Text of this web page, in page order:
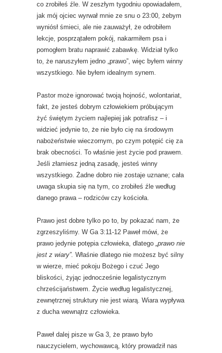
co zrobiłeś źle. W zeszłym tygodniu opowiadałem,
jak mój ojciec wyrwał mnie ze snu o 23:00, żebym
wyniósł śmieci, ale nie zauważył, że odrobiłem
lekcje, posprzątałem pokój, nakarmiłem psa i
pomogłem bratu naprawić zabawkę. Widział tylko
to, że naruszyłem jedno „prawo”, więc byłem winny
wszystkiego. Nie byłem idealnym synem.
Pastor może ignorować twoją hojność, wolontariat,
fakt, że jesteś dobrym człowiekiem próbującym
żyć świętym życiem najlepiej jak potrafisz – i
widzieć jedynie to, że nie było cię na środowym
nabożeństwie wieczornym, po czym potępić cię za
brak obecności. To właśnie jest życie pod prawem.
Jeśli złamiesz jedną zasadę, jesteś winny
wszystkiego. Żadne dobro nie zostaje uznane; cała
uwaga skupia się na tym, co zrobiłeś źle według
danego prawa – rodziców czy kościoła.
Prawo jest dobre tylko po to, by pokazać nam, że
zgrzeszyliśmy. W Ga 3:11-12 Paweł mówi, że
prawo jedynie potępia człowieka, dlatego „prawo nie
jest z wiary”. Właśnie dlatego nie możesz być silny
w wierze, mieć pokoju Bożego i czuć Jego
bliskości, żyjąc jednocześnie legalistycznym
chrześcijaństwem. Życie według legalistycznej,
zewnętrznej struktury nie jest wiarą. Wiara wypływa
z ducha wewnątrz człowieka.
Paweł dalej pisze w Ga 3, że prawo było
nauczycielem, wychowawcą, który prowadził nas